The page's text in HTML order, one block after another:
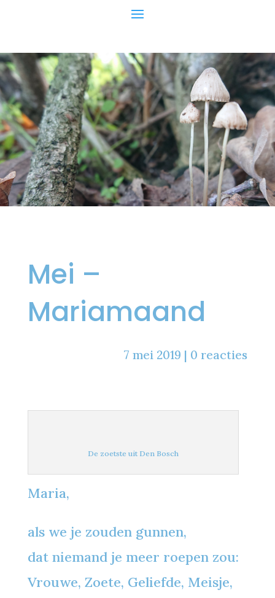
Mei –
Mariamaand
7 mei 2019 | 0 reacties
De zoetste uit Den Bosch
Maria,
als we je zouden gunnen,
dat niemand je meer roepen zou:
Vrouwe, Zoete, Geliefde, Meisje,